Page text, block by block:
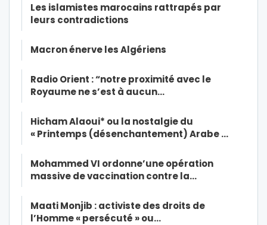
Les islamistes marocains rattrapés par
leurs contradictions
Macron énerve les Algériens
Radio Orient : “notre proximité avec le
Royaume ne s’est à aucun…
Hicham Alaoui* ou la nostalgie du
« Printemps (désenchantement) Arabe …
Mohammed VI ordonne’une opération
massive de vaccination contre la…
Maati Monjib : activiste des droits de
l’Homme « persécuté » ou…